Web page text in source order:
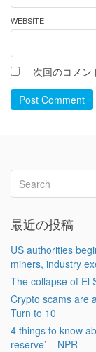
WEBSITE
次回のコメン
Post Comment
最近の投稿
US authorities
miners, industry
The collapse of El
Crypto scams are
Turn to 10
4 things to know
reserve’ – NPR